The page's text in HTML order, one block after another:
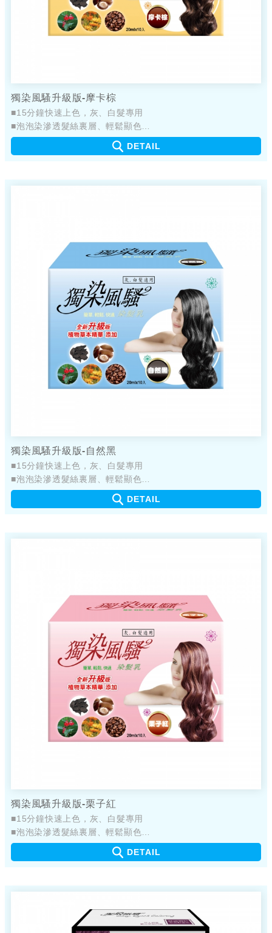
獨染風騷升級版-摩卡棕
■15分鐘快速上色，灰、白髮專用
■泡泡染滲透髮絲裏層、輕鬆顯色
■產品不易嗆鼻、不易刺眼
■簡單輕鬆，快速完成染髮
DETAIL
獨染風騷升級版-自然黑
■15分鐘快速上色，灰、白髮專用
■泡泡染滲透髮絲裏層、輕鬆顯色
■產品不易嗆鼻、不易刺眼
■簡單輕鬆，快速完成染髮
DETAIL
獨染風騷升級版-栗子紅
■15分鐘快速上色，灰、白髮專用
■泡泡染滲透髮絲裏層、輕鬆顯色
■產品不易嗆鼻、不易刺眼
■簡單輕鬆，快速完成染髮
DETAIL